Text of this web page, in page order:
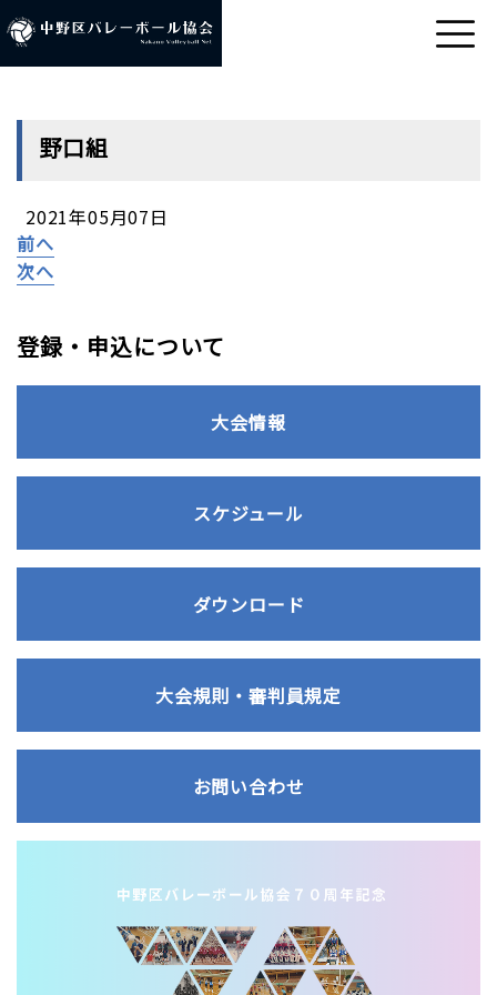
野口組
2021年05月07日
前へ
次へ
登録・申込について
大会情報
スケジュール
ダウンロード
大会規則・審判員規定
お問い合わせ